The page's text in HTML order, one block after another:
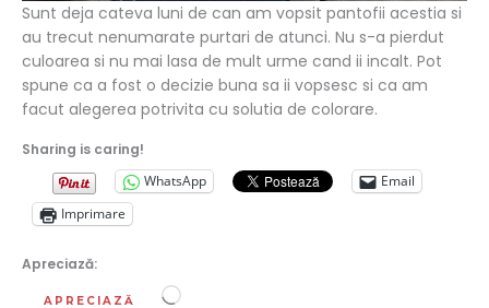
Sunt deja cateva luni de can am vopsit pantofii acestia si
au trecut nenumarate purtari de atunci. Nu s-a pierdut
culoarea si nu mai lasa de mult urme cand ii incalt. Pot
spune ca a fost o decizie buna sa ii vopsesc si ca am
facut alegerea potrivita cu solutia de colorare.
Sharing is caring!
WhatsApp
Email
Imprimare
Apreciază:
APRECIAZĂ Încarc...